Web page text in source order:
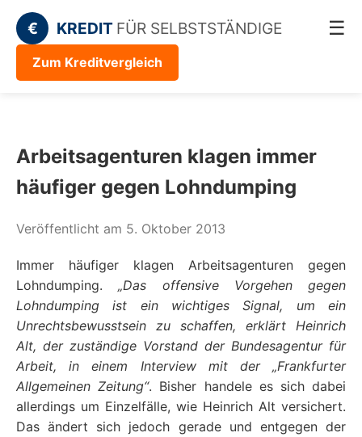
€ KREDIT FÜR SELBSTSTÄNDIGE ☰
Zum Kreditvergleich
Arbeitsagenturen klagen immer
häufiger gegen Lohndumping
Veröffentlicht am 5. Oktober 2013
Immer häufiger klagen Arbeitsagenturen gegen
Lohndumping.„Das offensive Vorgehen gegen
Lohndumping ist ein wichtiges Signal, um ein
Unrechtsbewusstsein zu schaffen, erklärt Heinrich
Alt, der zuständige Vorstand der Bundesagentur für
Arbeit, in einem Interview mit der „Frankfurter
Allgemeinen Zeitung“. Bisher handele es sich dabei
allerdings um Einzelfälle, wie Heinrich Alt versichert.
Das ändert sich jedoch gerade und entgegen der